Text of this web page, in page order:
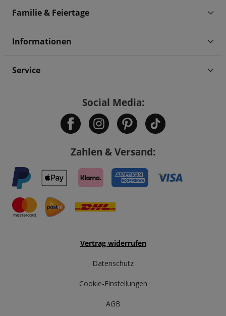
Familie & Feiertage
Informationen
Service
Social Media:
Zahlen & Versand:
Vertrag widerrufen
Datenschutz
Cookie-Einstellungen
AGB